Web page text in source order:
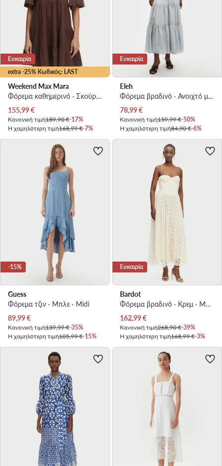
extra -25% Κωδικός: LAST
Ευκαιρία
Weekend Max Mara
Φόρεμα καθημερινό · Σκούρο καφέ · Midi
Τρέχουσα τιμή
155,99€
Κανονική τιμή189,90 €-17%
Η χαμηλότερη τιμή168,99 €-7%
Ευκαιρία
Eleh
Φόρεμα βραδινό · Ανοιχτό μπλε · Maxi, Ασύμμετρο
Τρέχουσα τιμή
78,99€
Κανονική τιμή159,99 €-50%
Η χαμηλότερη τιμή84,90 €-6%
-15%
Guess
Φόρεμα τζιν · Μπλε · Midi
Τρέχουσα τιμή
89,99€
Κανονική τιμή139,99 €-35%
Η χαμηλότερη τιμή105,99 €-15%
Ευκαιρία
Bardot
Φόρεμα βραδινό · Κρεμ · Maxi, Ασύμμετρο
Τρέχουσα τιμή
162,99€
Κανονική τιμή268,90 €-39%
Η χαμηλότερη τιμή168,99 €-3%